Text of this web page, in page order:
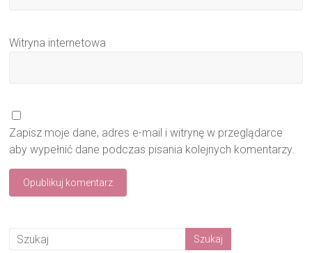
Witryna internetowa
Zapisz moje dane, adres e-mail i witrynę w przeglądarce
aby wypełnić dane podczas pisania kolejnych komentarzy.